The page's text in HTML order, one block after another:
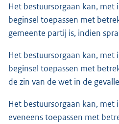
Het bestuursorgaan kan, met
beginsel toepassen met
gemeente partij is, indien
Het bestuursorgaan kan, met
beginsel toepassen met
de zin van de wet in de
Het bestuursorgaan kan, met
eveneens toepassen met